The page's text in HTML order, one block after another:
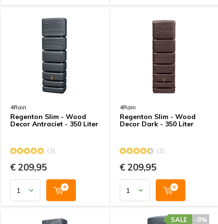
4Rain
Regenton Slim - Wood
Decor Antraciet - 350 Liter
(3)
€ 209,95
4Rain
Regenton Slim - Wood
Decor Dark - 350 Liter
(3)
€ 209,95
-8%
SALE